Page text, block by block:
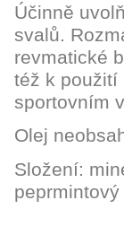
Účinně
svalů.
revmatické
též k použití
sportovním
Olej
Složení: